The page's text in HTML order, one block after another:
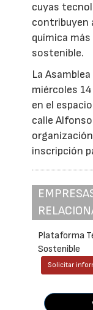
cuyas
contribuyen
química
sostenible.
La
miércoles
en el
calle Alfonso
inscripción
Plataforma
Sostenible
Solicitar